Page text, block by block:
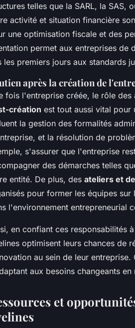
telles que la SARL, la
activité et situation financière
une optimisation fiscale et des
permet aux entreprises de
les premiers jours aux standards
après la création de
fois l'entreprise créée, le rôle
création est tout aussi vital pour
la gestion des formalités
et la résolution de
s'assurer que l'entreprise
des démarches telles
entité. De plus, des ateliers et
pour former les équipes
l'environnement entrepreneurial
en confiant ces responsabilités
optimisent leurs chances de
au sein de leur
aux besoins changeants
et